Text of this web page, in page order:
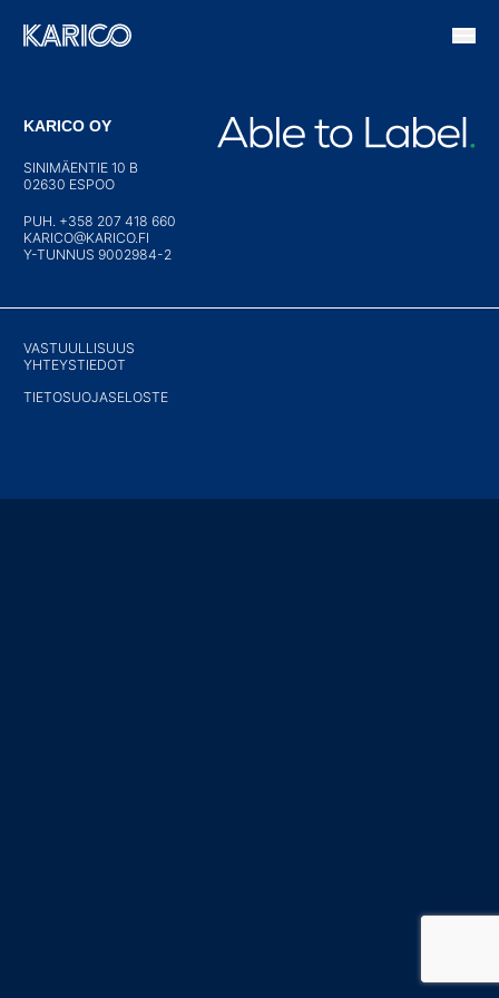
KARICO OY
SINIMÄENTIE 10 B
02630 ESPOO
PUH. +358 207 418 660
KARICO@KARICO.FI
Y-TUNNUS 9002984-2
VASTUULLISUUS
YHTEYSTIEDOT
TIETOSUOJASELOSTE